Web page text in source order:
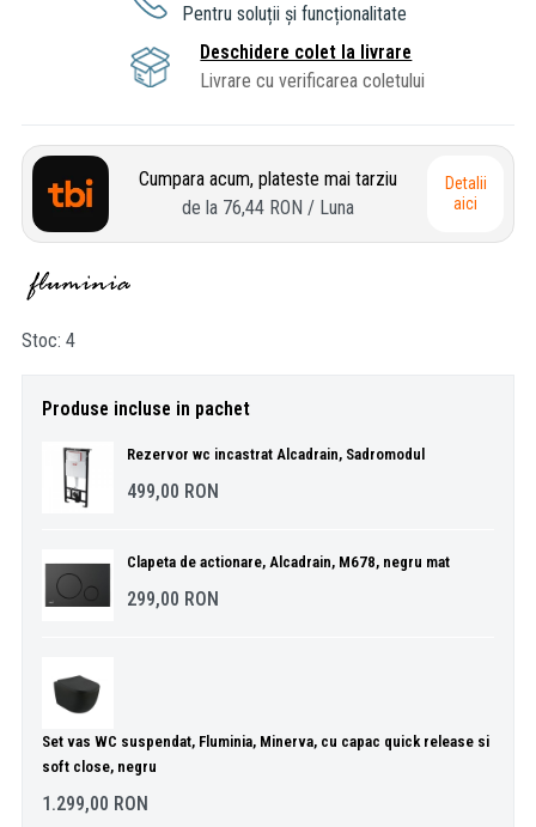
Pentru soluții și funcționalitate
Deschidere colet la livrare
Livrare cu verificarea coletului
Cumpara acum, plateste mai tarziu
de la 76,44 RON / Luna
Detalii
aici
Stoc 4
Produse incluse in pachet
Rezervor wc incastrat Alcadrain, Sadromodul
499,00 RON
Clapeta de actionare, Alcadrain, M678, negru mat
299,00 RON
Set vas WC suspendat, Fluminia, Minerva, cu capac quick release si
soft close, negru
1.299,00 RON